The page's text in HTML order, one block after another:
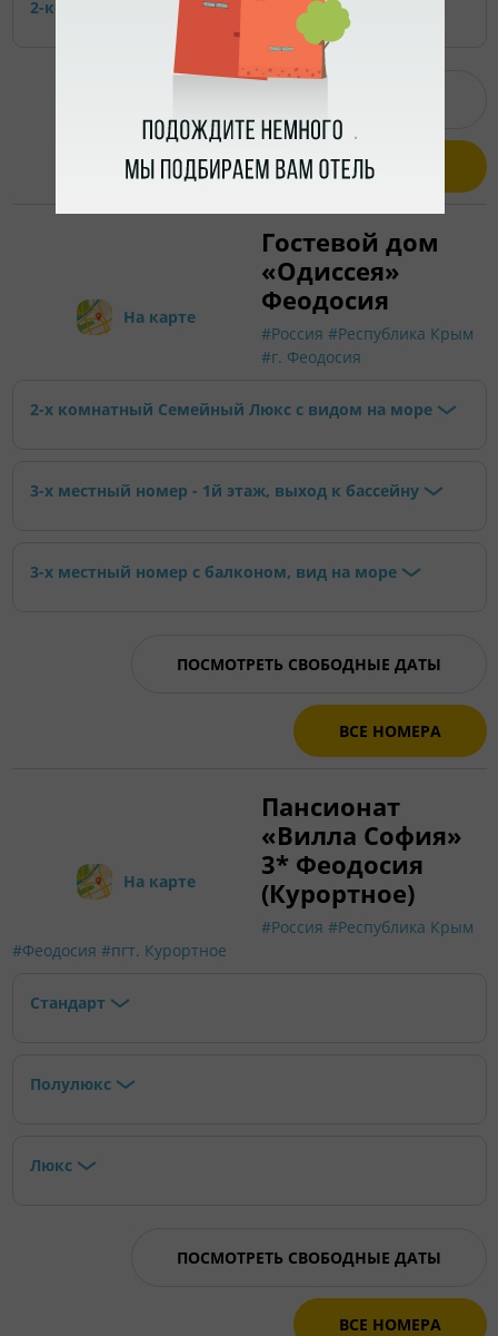
2-комнатный | Корпус №1
ВСЕ НОМЕРА
На карте
Гостевой дом
«Одиссея»
Феодосия
#Россия #Республика Крым
#г. Феодосия
2-х комнатный Семейный Люкс с видом на море
3-х местный номер - 1й этаж, выход к бассейну
3-х местный номер с балконом, вид на море
ПОСМОТРЕТЬ СВОБОДНЫЕ ДАТЫ
ВСЕ НОМЕРА
На карте
Пансионат
«Вилла София»
3* Феодосия
(Курортное)
#Россия #Республика Крым
#Феодосия #пгт. Курортное
Стандарт
Полулюкс
Люкс
ПОСМОТРЕТЬ СВОБОДНЫЕ ДАТЫ
ВСЕ НОМЕРА